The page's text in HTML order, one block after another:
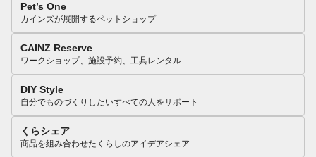
Pet’s One
カインズが展開するペットショップ
CAINZ Reserve
ワークショップ、施設予約、工具レンタル
DIY Style
自分でものづくりしたいすべての人をサポート
くらシェア
商品を組み合わせたくらしのアイデアシェア